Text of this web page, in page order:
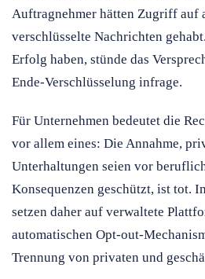
Auftragnehmer hätten Zugriff auf
verschlüsselte Nachrichten
Erfolg haben, stünde das
Ende-Verschlüsselung infrage.
Für Unternehmen bedeutet die
vor allem eines: Die Annahme,
Unterhaltungen seien vor
Konsequenzen geschützt, ist tot.
setzen daher auf verwaltete
automatischen Opt-out-
Trennung von privaten und